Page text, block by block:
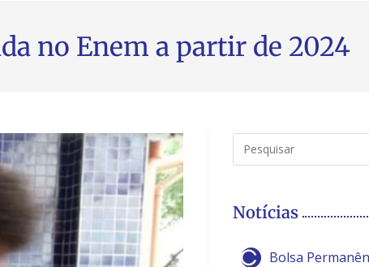
no Enem a partir de 2024
Notícias
Bolsa